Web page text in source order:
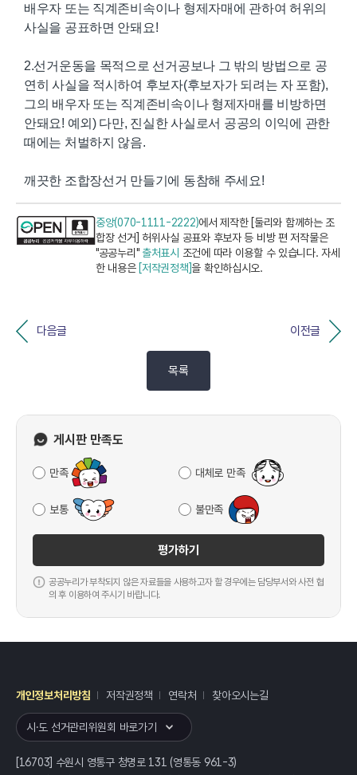
배우자 또는 직계존비속이나 형제자매에 관하여 허위의
사실을 공표하면 안돼요!
2.선거운동을 목적으로 선거공보나 그 밖의 방법으로 공
연히 사실을 적시하여 후보자(후보자가 되려는 자 포함),
그의 배우자 또는 직계존비속이나 형제자매를 비방하면
안돼요! 예외) 다만, 진실한 사실로서 공공의 이익에 관한
때에는 처벌하지 않음.
깨끗한 조합장선거 만들기에 동참해 주세요!
중앙(070-1111-2222)에서 제작한 [둘리와 함께하는 조
합장 선거] 허위사실 공표와 후보자 등 비방 편 저작물은
"공공누리" 출처표시 조건에 따라 이용할 수 있습니다. 자세
한 내용은 [저작권정책]을 확인하십시오.
다음글 이전글
목록
게시판 만족도
만족 대체로 만족
보통 불만족
평가하기
공공누리가 부착되지 않은 자료들을 사용하고자 할 경우에는 담당부서와 사전 협
의 후 이용하여 주시기 바랍니다.
개인정보처리방침 저작권정책 연락처 찾아오시는길
시·도 선거관리위원회 바로가기
[16703] 수원시 영통구 청명로 131 (영통동 961-3)